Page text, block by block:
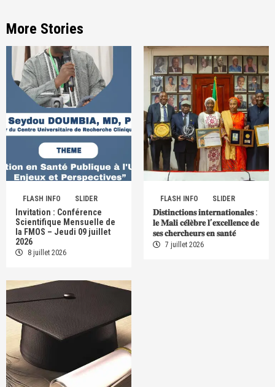
More Stories
FLASH INFO SLIDER
Invitation : Conférence
Scientifique Mensuelle de
la FMOS – Jeudi 09 juillet
2026
8 juillet 2026
FLASH INFO SLIDER
𝐃𝐢𝐬𝐭𝐢𝐧𝐜𝐭𝐢𝐨𝐧𝐬 𝐢𝐧𝐭𝐞𝐫𝐧𝐚𝐭𝐢𝐨𝐧𝐚𝐥𝐞𝐬 :
𝐥𝐞 𝐌𝐚𝐥𝐢 𝐜𝐞́𝐥𝐞̀𝐛𝐫𝐞 𝐥’𝐞𝐱𝐜𝐞𝐥𝐥𝐞𝐧𝐜𝐞 𝐝𝐞
𝐬𝐞𝐬 𝐜𝐡𝐞𝐫𝐜𝐡𝐞𝐮𝐫𝐬 𝐞𝐧 𝐬𝐚𝐧𝐭𝐞́
7 juillet 2026